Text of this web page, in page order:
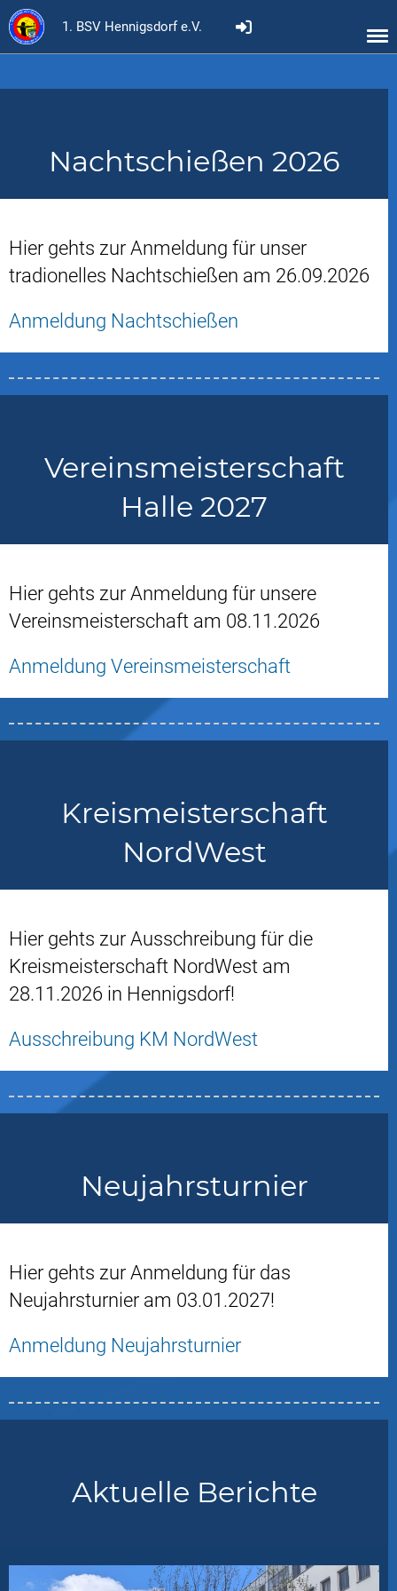
1. BSV Hennigsdorf e.V.
Nachtschießen 2026
Hier gehts zur Anmeldung für unser
tradionelles Nachtschießen am 26.09.2026
Anmeldung Nachtschießen
Vereinsmeisterschaft
Halle 2027
Hier gehts zur Anmeldung für unsere
Vereinsmeisterschaft am 08.11.2026
Anmeldung Vereinsmeisterschaft
Kreismeisterschaft
NordWest
Hier gehts zur Ausschreibung für die
Kreismeisterschaft NordWest am
28.11.2026 in Hennigsdorf!
Ausschreibung KM NordWest
Neujahrsturnier
Hier gehts zur Anmeldung für das
Neujahrsturnier am 03.01.2027!
Anmeldung Neujahrsturnier
Aktuelle Berichte